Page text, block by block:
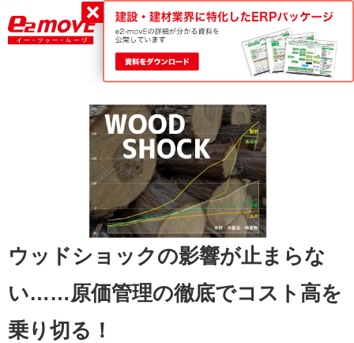
平日9:00～18:00
0120-188-022
ウッドショックの影響が止まらな
い……原価管理の徹底でコスト高を
乗り切る！